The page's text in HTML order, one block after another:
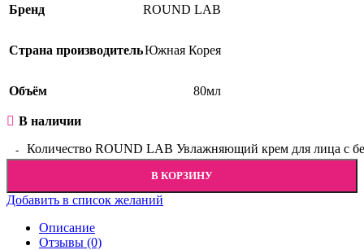
Бренд ROUND LAB
Страна производительЮжная Корея
Объём 80мл
В наличии
Количество ROUND LAB Увлажняющий крем для лица с
В КОРЗИНУ
Добавить в список желаний
Описание
Отзывы (0)